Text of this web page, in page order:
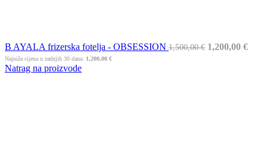
B AYALA frizerska fotelja - OBSESSION 1,500,00€ 1,200,00 €
Najniža cijena u zadnjih 30 dana: 1,200,00 €
Natrag na proizvode